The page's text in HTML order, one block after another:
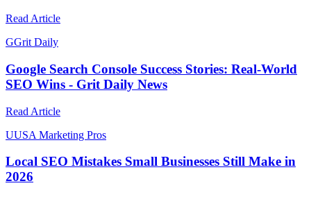
Read Article
GGrit Daily
Google Search Console Success Stories: Real-World
SEO Wins - Grit Daily News
Read Article
UUSA Marketing Pros
Local SEO Mistakes Small Businesses Still Make in
2026